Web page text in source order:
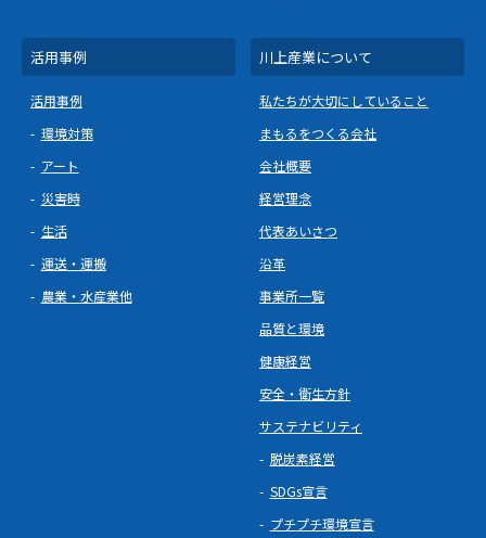
活用事例
活用事例
環境対策
アート
災害時
生活
運送・運搬
農業・水産業他
川上産業について
私たちが大切にしていること
まもるをつくる会社
会社概要
経営理念
代表あいさつ
沿革
事業所一覧
品質と環境
健康経営
安全・衛生方針
サステナビリティ
脱炭素経営
SDGs宣言
プチプチ環境宣言